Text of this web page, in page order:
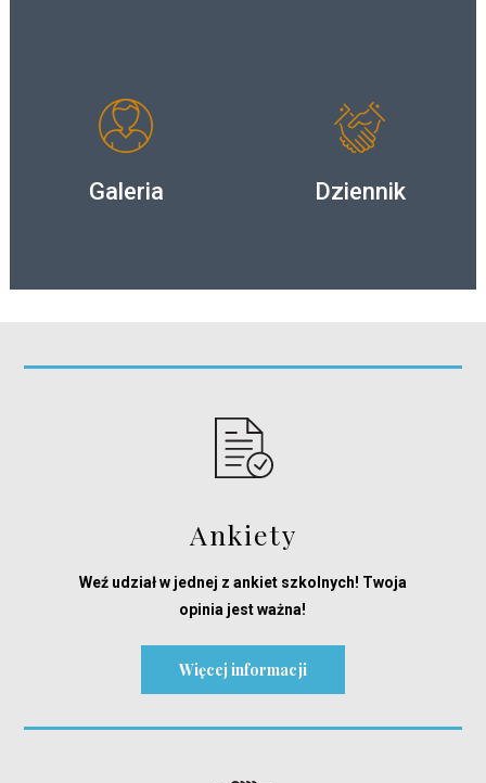
Galeria Dziennik
Ankiety
Weź udział w jednej z ankiet szkolnych! Twoja
opinia jest ważna!
Więcej informacji